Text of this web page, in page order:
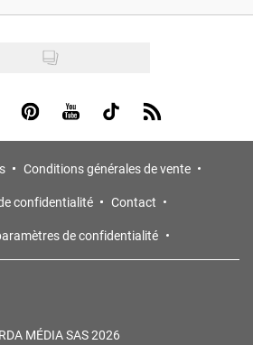
us on Instagram
Visit us on Pinterest
Visit us on Youtube
Visit us on Tiktok
Visit us on Rss
Conditions générales de vente
confidentialité
Contact
de confidentialité
MÉDIA SAS 2026